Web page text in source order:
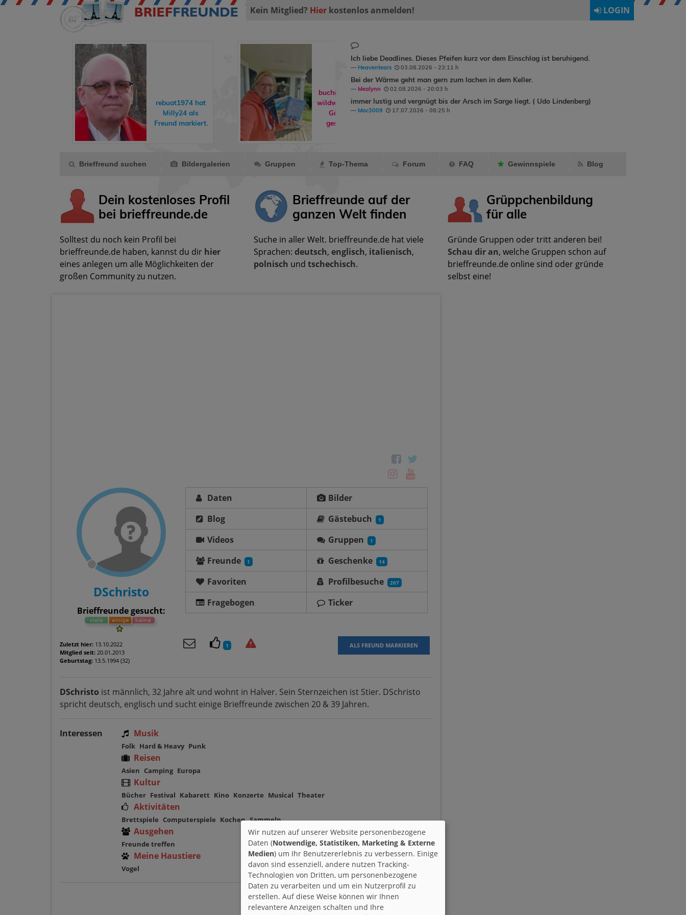
Kein Mitglied? Hier kostenlos anmelden! LOGIN
rebuat1974 hat
Milly24 als
Freund markiert.
buchreisende hat
wildwind1979ins
Gästebuch
geschrieben.
rene90hat
Ich liebe Deadlines. Dieses Pfeifen kurz vor dem Einschlag ist beruhigend.
Heaventears 03.08.2026 - 23:11 h
Bei der Wärme geht man gern zum lachen in dem Keller.
Mealynn 02.08.2026 - 20:03 h
immer lustig und vergnügt bis der Arsch im Sarge liegt. ( Udo Lindenberg)
Mac3009 17.07.2026 - 08:25 h
Brieffreund suchen Bildergalerien Gruppen Top-Thema Forum FAQ Gewinnspiele Blog
Dein kostenloses Profil
bei brieffreunde.de
Solltest du noch kein Profil bei
brieffreunde.de haben, kannst du dir hier
eines anlegen um alle Möglichkeiten der
großen Community zu nutzen.
Brieffreunde auf der
ganzen Welt finden
Suche in aller Welt. brieffreunde.de hat viele
Sprachen: deutsch, englisch, italienisch,
polnisch und tschechisch.
Grüppchenbildung
für alle
Gründe Gruppen oder tritt anderen bei!
Schau dir an, welche Gruppen schon auf
brieffreunde.de online sind oder gründe
selbst eine!
DSchristo
Brieffreunde gesucht:
Daten
Bilder
Blog
Gästebuch 1
Videos Gruppen 1
Freunde 1 Geschenke 14
Favoriten Profilbesuche 267
Fragebogen Ticker
Zuletzt hier: 13.10.2022
Mitglied seit: 20.01.2013
Geburtstag: 13.5.1994 (32)
1 ALS FREUND MARKIEREN
DSchristo ist männlich, 32 Jahre alt und wohnt in Halver. Sein Sternzeichen ist Stier. DSchristo
spricht deutsch, englisch und sucht einige Brieffreunde zwischen 20 & 39 Jahren.
Interessen Musik
Folk Hard & Heavy Punk
Reisen
Asien Camping Europa
Kultur
Bücher Festival Kabarett Kino Konzerte Musical Theater
Aktivitäten
Brettspiele Computerspiele Kochen Sammeln
Ausgehen
Freunde treffen
Meine Haustiere
Vogel
Wir nutzen auf unserer Website personenbezogene
Daten (Notwendige, Statistiken, Marketing & Externe
Medien) um Ihr Benutzererlebnis zu verbessern. Einige
davon sind essenziell, andere nutzen Tracking-
Technologien von Dritten, um personenbezogene
Daten zu verarbeiten und um ein Nutzerprofil zu
erstellen. Auf diese Weise können wir Ihnen
relevantere Anzeigen schalten und Ihre